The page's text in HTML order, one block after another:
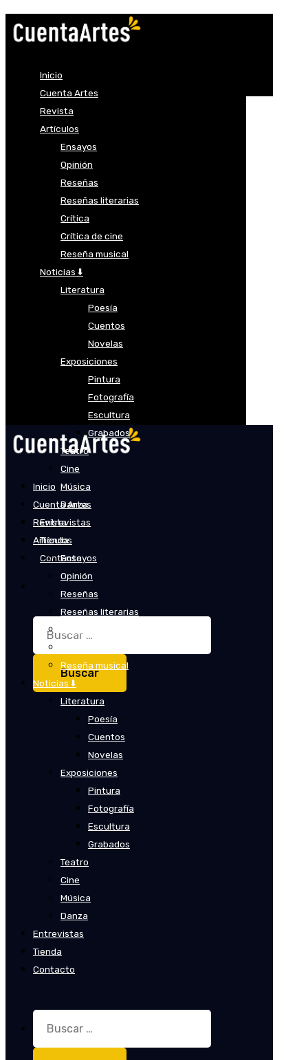
Inicio
Cuenta Artes
Revista
Artículos
Ensayos
Opinión
Reseñas
Reseñas literarias
Crítica
Crítica de cine
Reseña musical
Noticias ⬇️
Literatura
Poesía
Cuentos
Novelas
Exposiciones
Pintura
Fotografía
Escultura
Grabados
Teatro
Cine
Música
Danza
Entrevistas
Tienda
Contacto
Buscar:
Inicio
Cuenta Artes
Revista
Artículos
Ensayos
Opinión
Reseñas
Reseñas literarias
Reseña musical
Noticias ⬇️
Literatura
Poesía
Cuentos
Novelas
Exposiciones
Pintura
Fotografía
Escultura
Grabados
Teatro
Cine
Música
Danza
Entrevistas
Tienda
Contacto
Buscar: